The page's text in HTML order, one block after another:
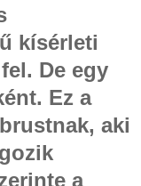
kísérleti
De egy
Ez a
aki
a